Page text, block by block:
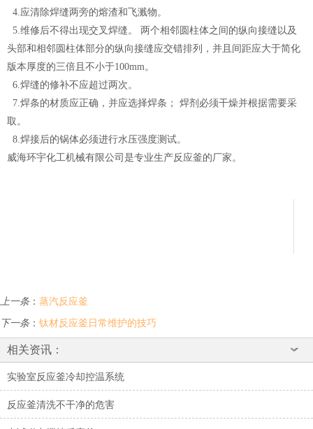
4.应清除焊缝两旁的熔渣和飞溅物。
5.维修后不得出现交叉焊缝。 两个相邻圆柱体之间的纵向接缝以及
头部和相邻圆柱体部分的纵向接缝应交错排列，并且间距应大于简化
版本厚度的三倍且不小于100mm。
6.焊缝的修补不应超过两次。
7.焊条的材质应正确，并应选择焊条； 焊剂必须干燥并根据需要采
取。
8.焊接后的锅体必须进行水压强度测试。
威海环宇化工机械有限公司是专业生产反应釜的厂家。
上一条： 蒸汽反应釜
下一条： 钛材反应釜日常维护的技巧
相关资讯：
实验室反应釜冷却控温系统
反应釜清洗不干净的危害